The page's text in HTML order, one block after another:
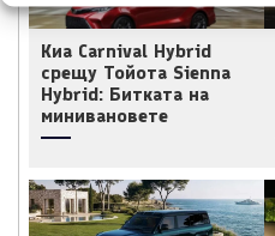
Киа Carnival Hybrid
срещу Тойота Sienna
Hybrid: Битката на
минивановете